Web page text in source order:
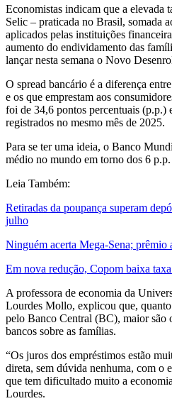
Economistas indicam que a elevada
Selic – praticada no Brasil, somada
aplicados pelas instituições
aumento do endividamento das
lançar nesta semana o Novo
O spread bancário é a diferença
e os que emprestam aos
foi de 34,6 pontos percentuais (p.p.)
registrados no mesmo mês de 2025.
Para se ter uma ideia, o Banco
médio no mundo em torno dos 6 p.p.
Leia Também:
Retiradas da poupança superam
julho
Ninguém acerta Mega-Sena;
Em nova redução, Copom baixa
A professora de economia da
Lourdes Mollo, explicou que,
pelo Banco Central (BC), maior são
bancos sobre as famílias.
“Os juros dos empréstimos estão
direta, sem dúvida nenhuma, com o
que tem dificultado muito a
Lourdes.